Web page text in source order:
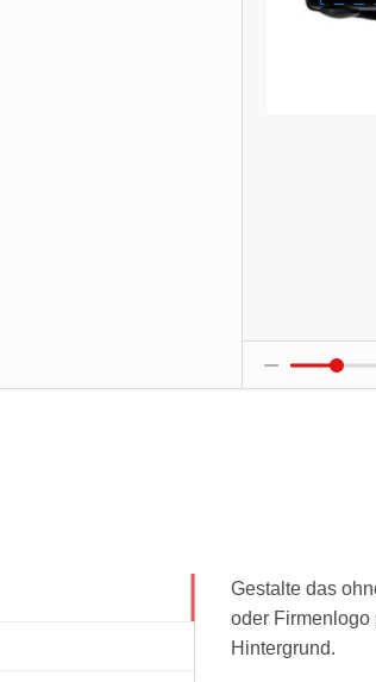
Gestalte das
oder Firmenlogo
Hintergrund.